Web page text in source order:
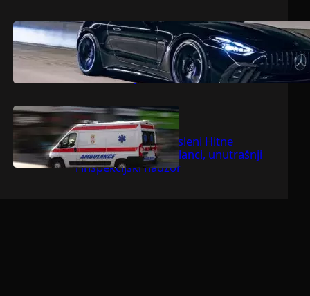
jul 9, 2026.Dragoljub Gajić
Mercedesova V8 zvijer ostavlja
konkurenciju bez daha
jul 9, 2026.Dragoljub Gajić
Suspendovani zaposleni Hitne
pomoći u Bačkoj Palanci, unutrašnji
i inspekcijski nadzor